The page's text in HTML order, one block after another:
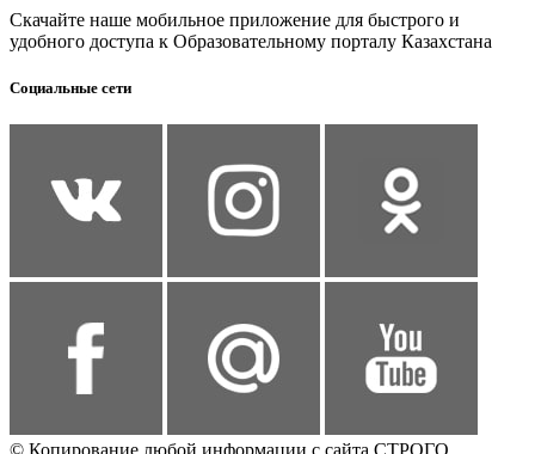
Скачайте наше мобильное приложение для быстрого и
удобного доступа к Образовательному порталу Казахстана
Социальные сети
© Копирование любой информации с сайта СТРОГО